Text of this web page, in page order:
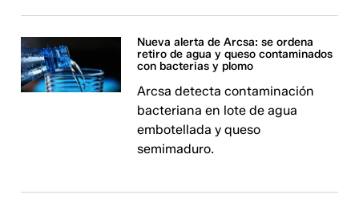
Nueva alerta de Arcsa: se ordena
retiro de agua y queso contaminados
con bacterias y plomo
Arcsa detecta contaminación
bacteriana en lote de agua
embotellada y queso
semimaduro.